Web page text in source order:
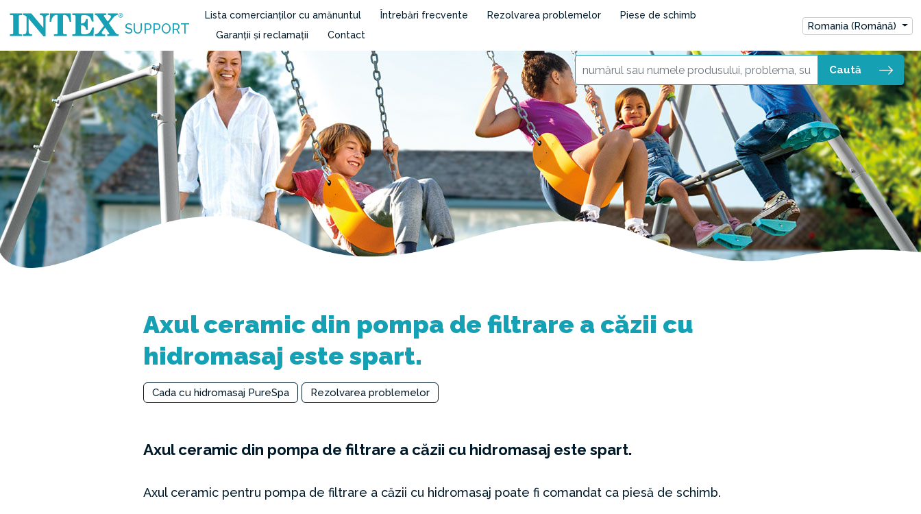
SUPPORT
Lista comercianților cu amănuntul Întrebări frecvente Rezolvarea problemelor
Piese de schimb
Garanții și reclamații
Contact
Romania (Română)
Caută
Axul ceramic din pompa de filtrare a căzii cu
hidromasaj este spart.
Cada cu hidromasaj PureSpa Rezolvarea problemelor
Axul ceramic din pompa de filtrare a căzii cu hidromasaj este spart.
Axul ceramic pentru pompa de filtrare a căzii cu hidromasaj poate fi comandat ca piesă de schimb.